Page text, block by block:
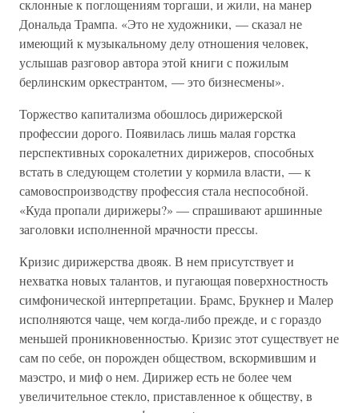
склонные к поглощениям торгаши, и жили, на манер
Дональда Трампа. «Это не художники, — сказал не
имеющий к музыкальному делу отношения человек,
услышав разговор автора этой книги с пожилым
берлинским оркестрантом, — это бизнесмены».
Торжество капитализма обошлось дирижерской
профессии дорого. Появилась лишь малая горстка
перспективных сорокалетних дирижеров, способных
встать в следующем столетии у кормила власти, — к
самовоспроизводству профессия стала неспособной.
«Куда пропали дирижеры?» — спрашивают аршинные
заголовки исполненной мрачности прессы.
Кризис дирижерства двояк. В нем присутствует и
нехватка новых талантов, и пугающая поверхностность
симфонической интерпретации. Брамс, Брукнер и Малер
исполняются чаще, чем когда-либо прежде, и с гораздо
меньшей проникновенностью. Кризис этот существует не
сам по себе, он порожден обществом, вскормившим и
маэстро, и миф о нем. Дирижер есть не более чем
увеличительное стекло, приставленное к обществу, в